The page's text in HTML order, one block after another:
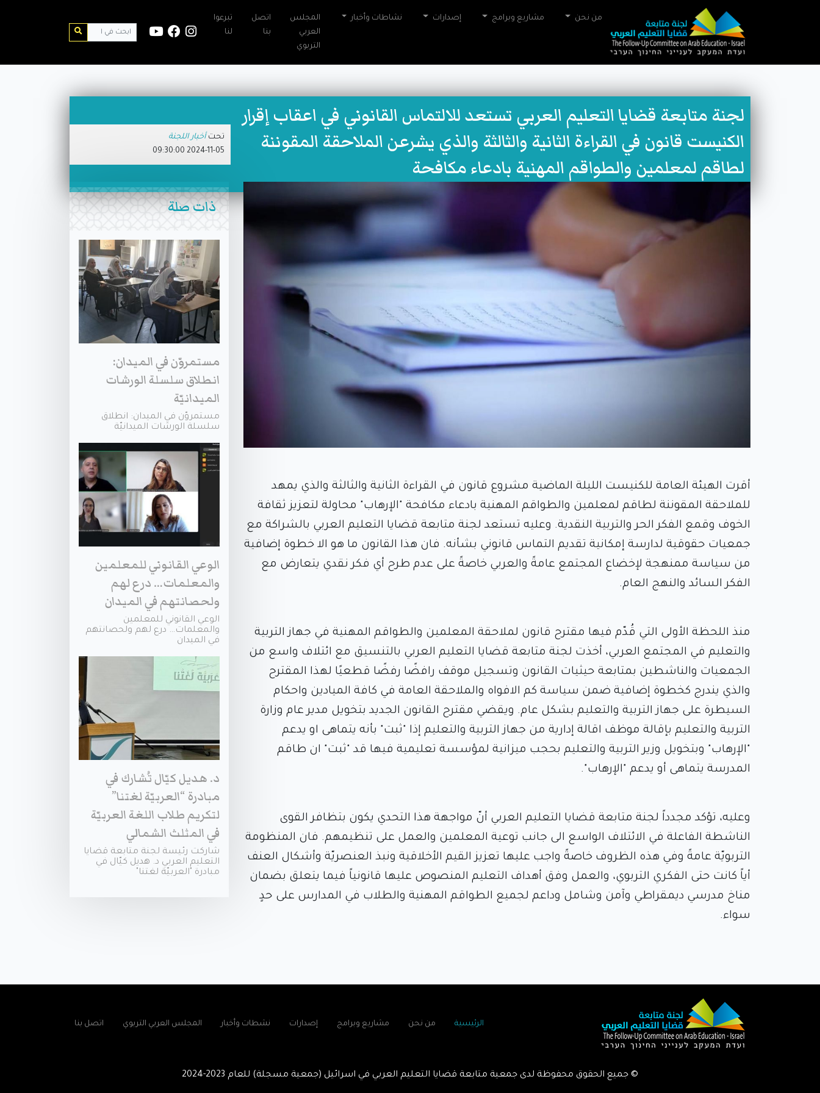
من نحن مشاريع وبرامج إصدارات نشاطات وأخبار
المجلس
العربي
التربوي
اتصل
بنا
تبرعوا
لنا
لجنة متابعة قضايا التعليم العربي تستعد للالتماس القانوني في اعقاب إقرار
الكنيست قانون في القراءة الثانية والثالثة والذي يشرعن الملاحقة المقوننة
لطاقم لمعلمين والطواقم المهنية بادعاء مكافحة
تحت أخبار اللجنة
2024-11-05 09:30:00
أقرت الهيئة العامة للكنيست الليلة الماضية مشروع قانون في القراءة الثانية والثالثة والذي يمهد
للملاحقة المقوننة لطاقم لمعلمين والطواقم المهنية بادعاء مكافحة "الإرهاب" محاولة لتعزيز ثقافة
الخوف وقمع الفكر الحر والتربية النقدية. وعليه تستعد لجنة متابعة قضايا التعليم العربي بالشراكة مع
جمعيات حقوقية لدارسة إمكانية تقديم التماس قانوني بشأنه. فان هذا القانون ما هو الا خطوة إضافية
من سياسة ممنهجة لإخضاع المجتمع عامةً والعربي خاصةً على عدم طرح أي فكر نقدي يتعارض مع
الفكر السائد والنهج العام.
منذ اللحظة الأولى التي قُدّم فيها مقترح قانون لملاحقة المعلمين والطواقم المهنية في جهاز التربية
والتعليم في المجتمع العربي، أخذت لجنة متابعة قضايا التعليم العربي بالتنسيق مع ائتلاف واسع من
الجمعيات والناشطين بمتابعة حيثيات القانون وتسجيل موقف رافضًا رفضًا قطعيًا لهذا المقترح
والذي يندرج كخطوة إضافية ضمن سياسة كم الافواه والملاحقة العامة في كافة الميادين واحكام
السيطرة على جهاز التربية والتعليم بشكل عام. ويقضي مقترح القانون الجديد بتخويل مدير عام وزارة
التربية والتعليم بإقالة موظف اقالة إدارية من جهاز التربية والتعليم إذا "ثبت" بأنه يتماهى او يدعم
"الإرهاب" وبتخويل وزير التربية والتعليم بحجب ميزانية لمؤسسة تعليمية فيها قد "ثبت" ان طاقم
المدرسة يتماهى أو يدعم "الإرهاب".
وعليه، تؤكد مجدداً لجنة متابعة قضايا التعليم العربي أنّ مواجهة هذا التحدي يكون بتظافر القوى
الناشطة الفاعلة في الائتلاف الواسع الى جانب توعية المعلمين والعمل على تنظيمهم. فان المنظومة
التربويّة عامةً وفي هذه الظروف خاصةً واجب عليها تعزيز القيم الأخلاقية ونبذ العنصريّة وأشكال العنف
أياً كانت حتى الفكري التربوي، والعمل وفق أهداف التعليم المنصوص عليها قانونياً فيما يتعلق بضمان
مناخ مدرسي ديمقراطي وآمن وشامل وداعم لجميع الطواقم المهنية والطلاب في المدارس على حدٍ
سواء.
ذات صلة
مستمروّن في الميدان:
انطلاق سلسلة الورشات
الميدانيّة
مستمروّن في الميدان: انطلاق
سلسلة الورشات الميدانيّة
الوعي القانوني للمعلمين
والمعلمات… درع لهم
ولحصانتهم في الميدان
الوعي القانوني للمعلمين
والمعلمات… درع لهم ولحصانتهم
في الميدان
د. هديل كيّال تُشارك في
مبادرة “العربيّة لغتنا”
لتكريم طلاب اللغة العربيّة
في المثلث الشمالي
شاركت رئيسة لجنة متابعة قضايا
التعليم العربي د. هديل كيّال في
مبادرة "العربيّة لغتنا"
الرئيسية من نحن مشاريع وبرامج إصدارات نشطات وأخبار المجلس العربي التربوي اتصل بنا
© جميع الحقوق محفوظة لدى جمعية متابعة قضايا التعليم العربي في اسرائيل (جمعية مسجلة) للعام